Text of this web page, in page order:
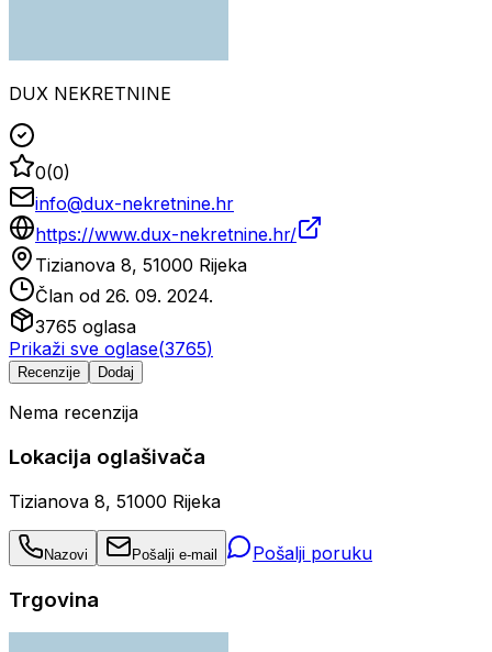
DUX NEKRETNINE
0(0)
info@dux-nekretnine.hr
https://www.dux-nekretnine.hr/
Tizianova 8, 51000 Rijeka
Član od 26. 09. 2024.
3765 oglasa
Prikaži sve oglase(3765)
Recenzije Dodaj
Nema recenzija
Lokacija oglašivača
Tizianova 8, 51000 Rijeka
Nazovi Pošalji e-mail Pošalji poruku
Trgovina